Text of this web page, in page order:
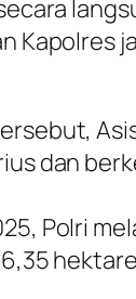
Kapolres
dan
Polri